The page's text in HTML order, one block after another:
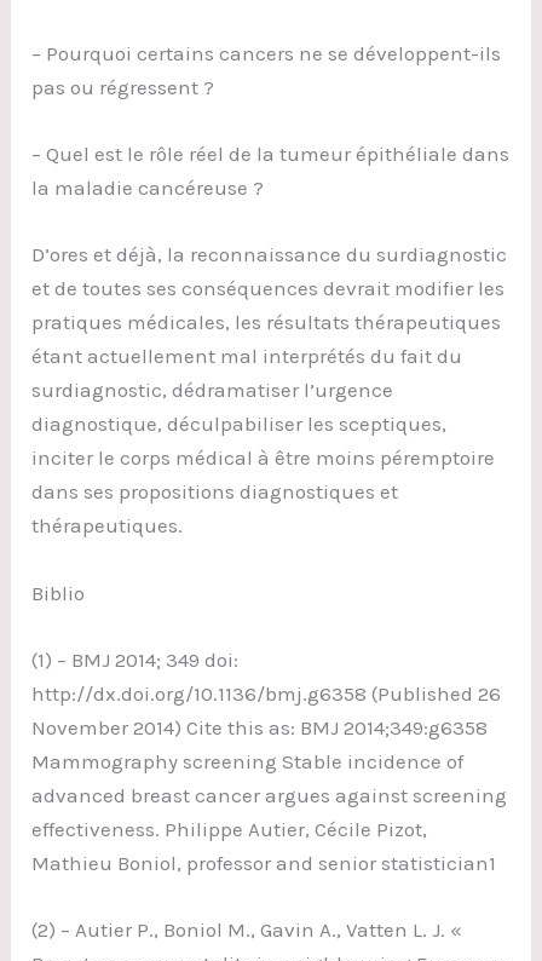
– Pourquoi certains cancers ne se développent-ils
pas ou régressent ?
– Quel est le rôle réel de la tumeur épithéliale dans
la maladie cancéreuse ?
D’ores et déjà, la reconnaissance du surdiagnostic
et de toutes ses conséquences devrait modifier les
pratiques médicales, les résultats thérapeutiques
étant actuellement mal interprétés du fait du
surdiagnostic, dédramatiser l’urgence
diagnostique, déculpabiliser les sceptiques,
inciter le corps médical à être moins péremptoire
dans ses propositions diagnostiques et
thérapeutiques.
Biblio
(1) – BMJ 2014; 349 doi:
http://dx.doi.org/10.1136/bmj.g6358 (Published 26
November 2014) Cite this as: BMJ 2014;349:g6358
Mammography screening Stable incidence of
advanced breast cancer argues against screening
effectiveness. Philippe Autier, Cécile Pizot,
Mathieu Boniol, professor and senior statistician1
(2) – Autier P., Boniol M., Gavin A., Vatten L. J. «